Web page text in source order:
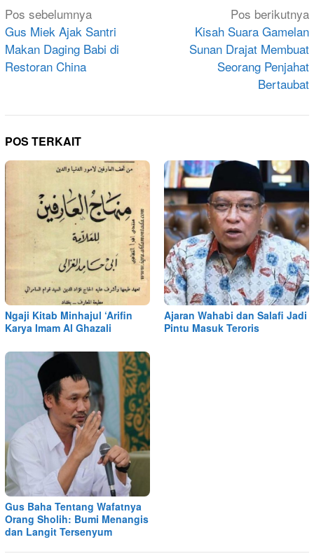
Navigasi
pos
Pos sebelumnya
Gus Miek Ajak Santri
Makan Daging Babi di
Restoran China
Pos berikutnya
Kisah Suara Gamelan
Sunan Drajat Membuat
Seorang Penjahat
Bertaubat
POS TERKAIT
Ngaji Kitab Minhajul ‘Arifin
Karya Imam Al Ghazali
Ajaran Wahabi dan Salafi Jadi
Pintu Masuk Teroris
Gus Baha Tentang Wafatnya
Orang Sholih: Bumi Menangis
dan Langit Tersenyum